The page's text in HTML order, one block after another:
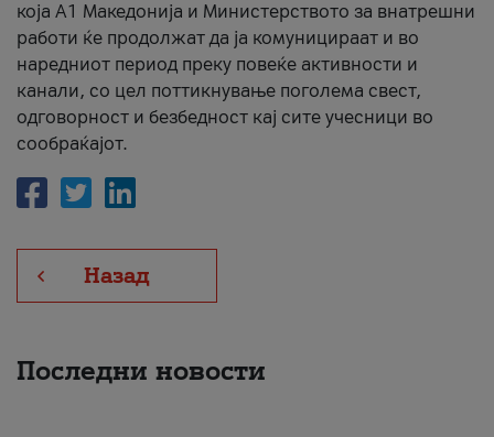
која A1 Македонија и Министерството за внатрешни
работи ќе продолжат да ја комуницираат и во
наредниот период преку повеќе активности и
канали, со цел поттикнување поголема свест,
одговорност и безбедност кај сите учесници во
сообраќајот.
Назад
Последни новости